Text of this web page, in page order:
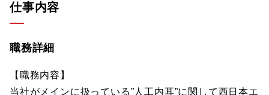
仕事内容
職務詳細
【職務内容】
当社がメインに扱っている”人工内耳”に関して西日本エ